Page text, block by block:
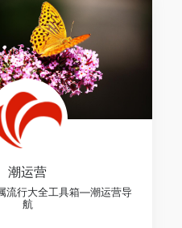
潮运营
流行大全工具箱—潮运营导
航